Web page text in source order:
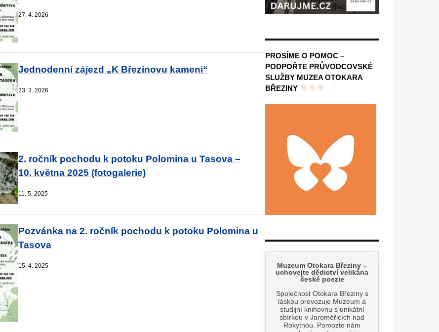
27. 4. 2026
Jednodenní zájezd „K Březinovu kameni“
23. 3. 2026
2. ročník pochodu k potoku Polomina u Tasova –
10. května 2025 (fotogalerie)
11. 5. 2025
Pozvánka na 2. ročník pochodu k potoku Polomina u
Tasova
15. 4. 2025
PROSÍME O POMOC –
PODPOŘTE PRŮVODCOVSKÉ
SLUŽBY MUZEA OTOKARA
BŘEZINY